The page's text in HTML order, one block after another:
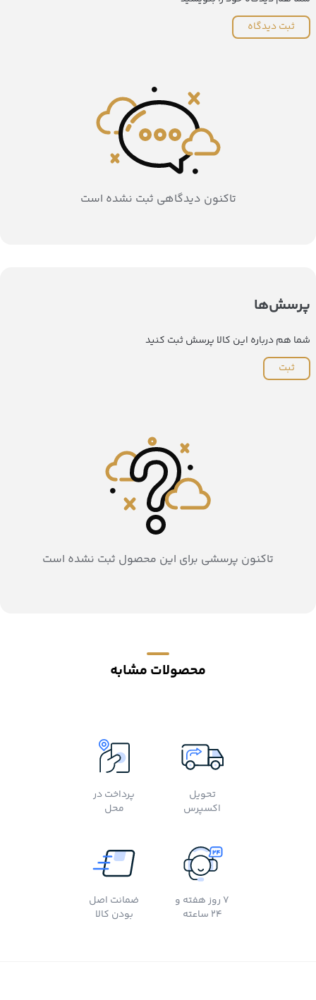
ثبت دیدگاه
تاکنون دیدگاهی ثبت نشده است
پرسش‌ها
شما هم درباره این کالا پرسش ثبت کنید
ثبت
تاکنون پرسشی برای این محصول ثبت نشده است
محصولات مشابه
تحویل
اکسپرس
پرداخت در
محل
7 روز هفته و
24 ساعته
ضمانت اصل
بودن کالا